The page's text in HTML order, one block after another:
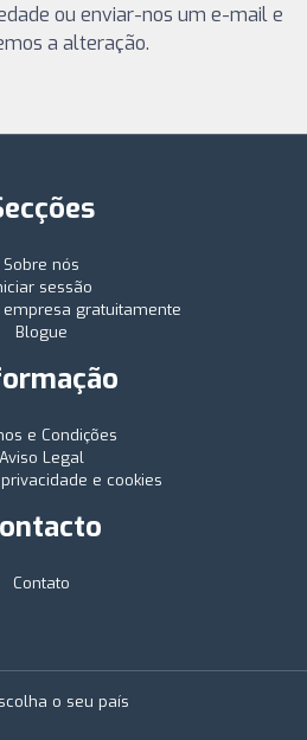
ou enviar-nos um e-mail e
a alteração.
Sobre nós
sessão
gratuitamente
Blogue
e Condições
Aviso Legal
e cookies
Contato
o seu país